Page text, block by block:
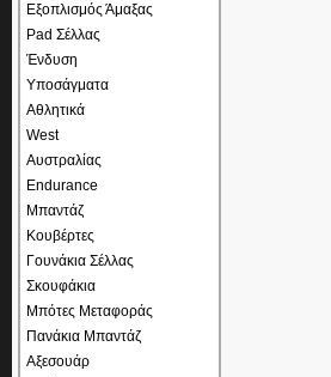
Εξοπλισμός Άμαξας
Pad Σέλλας
Ένδυση
Υποσάγματα
Αθλητικά
West
Αυστραλίας
Endurance
Μπαντάζ
Κουβέρτες
Γουνάκια Σέλλας
Σκουφάκια
Μπότες Μεταφοράς
Πανάκια Μπαντάζ
Αξεσουάρ